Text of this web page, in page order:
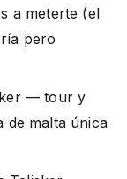
a meterte (el
pero
— tour y
de malta única